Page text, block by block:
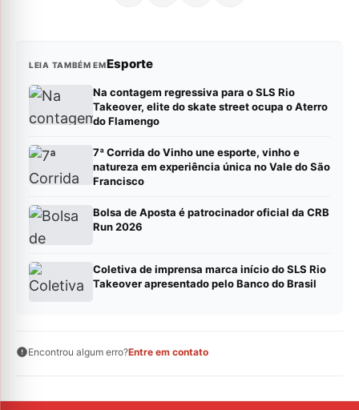
LEIA TAMBÉM EMEsporte
Na contagem regressiva para o SLS Rio
Takeover, elite do skate street ocupa o Aterro
do Flamengo
7ª Corrida do Vinho une esporte, vinho e
natureza em experiência única no Vale do São
Francisco
Bolsa de Aposta é patrocinador oficial da CRB
Run 2026
Coletiva de imprensa marca início do SLS Rio
Takeover apresentado pelo Banco do Brasil
Encontrou algum erro?Entre em contato